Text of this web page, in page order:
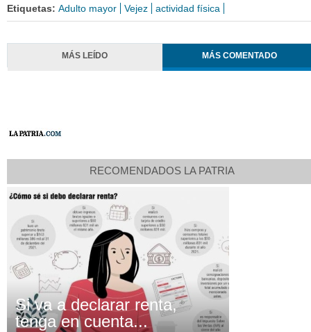
Etiquetas: Adulto mayor Vejez actividad física
MÁS LEÍDO MÁS COMENTADO
RECOMENDADOS LA PATRIA
Si va a declarar renta,
tenga en cuenta...